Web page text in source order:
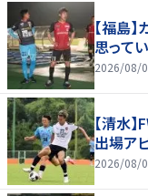
【福島
思って
2026/08/
【清水
出場ア
2026/08/